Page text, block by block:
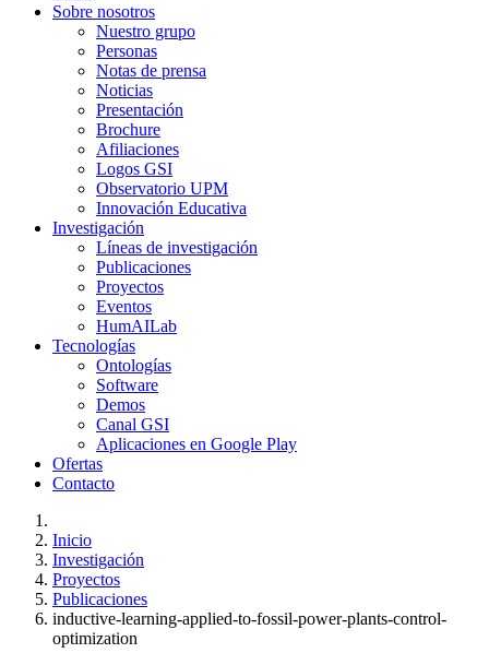
Sobre nosotros
Nuestro grupo
Personas
Notas de prensa
Noticias
Presentación
Brochure
Afiliaciones
Logos GSI
Observatorio UPM
Innovación Educativa
Investigación
Líneas de investigación
Publicaciones
Proyectos
Eventos
HumAILab
Tecnologías
Ontologías
Software
Demos
Canal GSI
Aplicaciones en Google Play
Ofertas
Contacto
Inicio
Investigación
Proyectos
Publicaciones
inductive-learning-applied-to-fossil-power-plants-control-
optimization